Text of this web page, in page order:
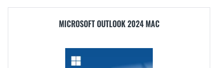
MICROSOFT OUTLOOK 2024 MAC